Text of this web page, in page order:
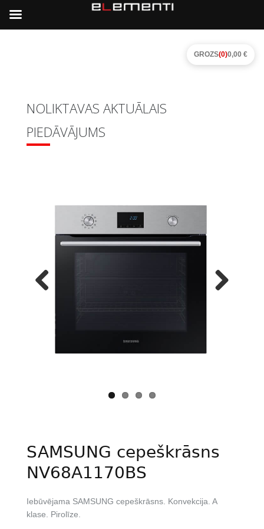
NOLIKTAVAS AKTUĀLAIS
PIEDĀVĀJUMS
SAMSUNG cepeškrāsns
NV68A1170BS
Iebūvējama SAMSUNG cepeškrāsns. Konvekcija. A
klase. Pirolīze.
GROZS(0)0,00 €